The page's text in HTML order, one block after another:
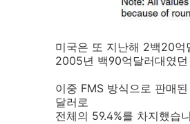
미국은 또 지난해 2백20억
2005년 백90억달러대였
이중 FMS 방식으로 판매
달러로
전체의 59.4%를 차지했습